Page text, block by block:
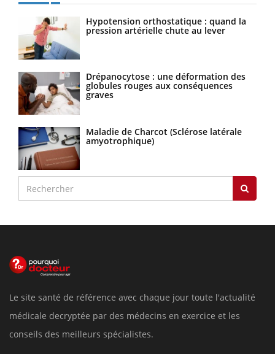
Hypotension orthostatique : quand la
pression artérielle chute au lever
Drépanocytose : une déformation des
globules rouges aux conséquences
graves
Maladie de Charcot (Sclérose latérale
amyotrophique)
Le site santé de référence avec chaque jour toute l'actualité
médicale decryptée par des médecins en exercice et les
conseils des meilleurs spécialistes.